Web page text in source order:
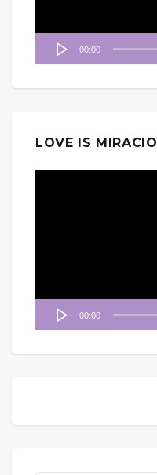
00:00
LOVE IS MIRACIO
00:00